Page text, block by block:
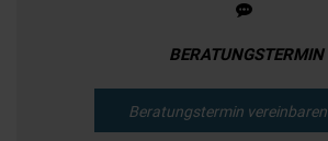
BERATUNGSTERMIN
Beratungstermin vereinbaren